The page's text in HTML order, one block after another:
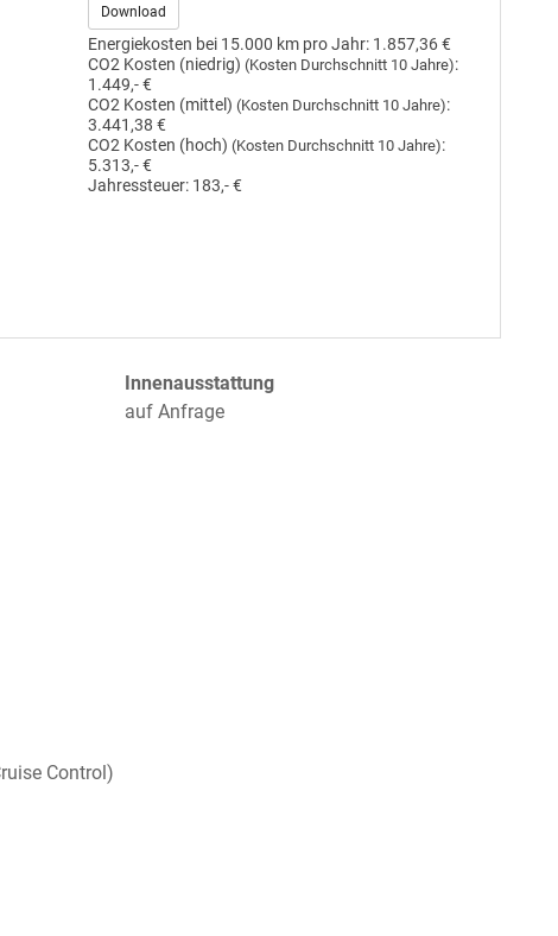
Download
Energiekosten bei 15.000 km pro Jahr: 1.857,36 €
CO2 Kosten (niedrig)(Kosten Durchschnitt 10 Jahre):
1.449,- €
CO2 Kosten (mittel)(Kosten Durchschnitt 10 Jahre):
3.441,38 €
CO2 Kosten (hoch)(Kosten Durchschnitt 10 Jahre):
5.313,- €
Jahressteuer: 183,- €
Innenausstattung
auf Anfrage
Control)